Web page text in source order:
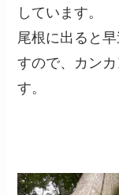
しています。
尾根に出ると
すので、カン
す。